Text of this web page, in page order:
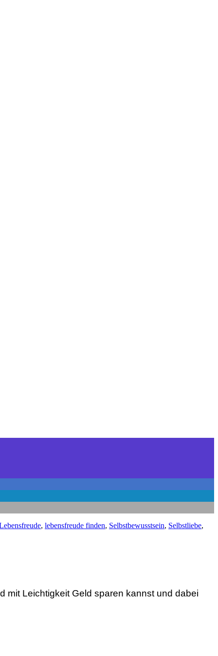
, lebensfreude finden, Selbstbewusstsein, Selbstliebe,
mit Leichtigkeit Geld sparen kannst und dabei